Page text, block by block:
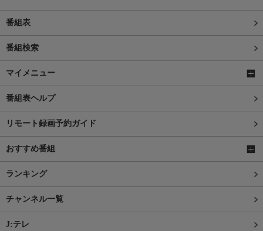
番組表
番組検索
マイメニュー
番組表ヘルプ
リモート録画予約ガイド
おすすめ番組
ランキング
チャンネル一覧
J:テレ